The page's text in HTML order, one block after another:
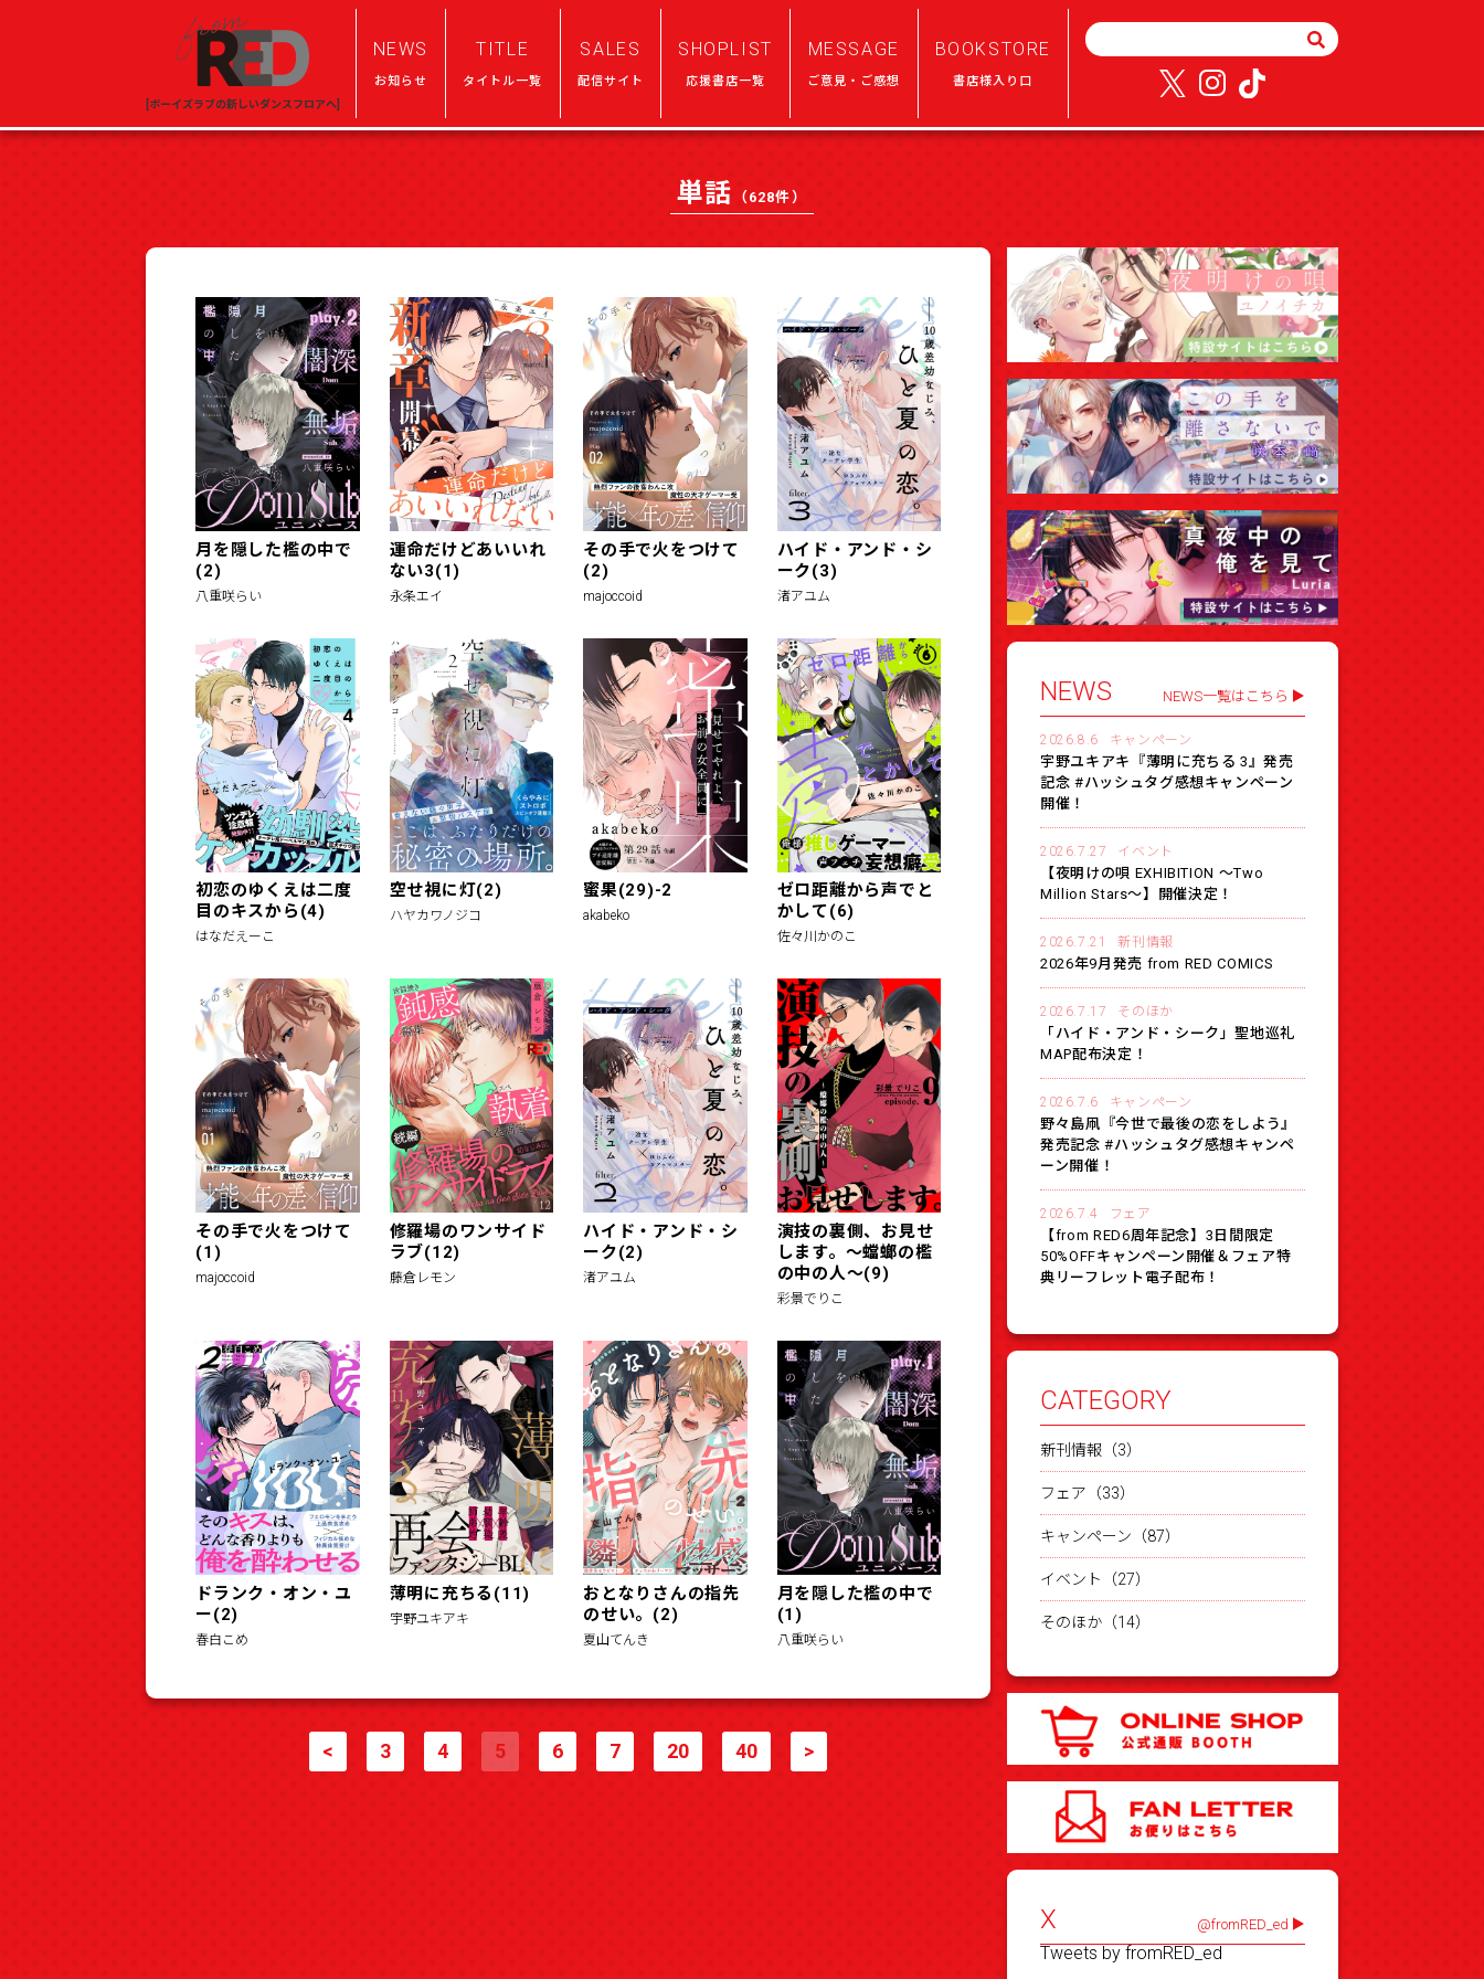
[ボーイズラブの新しいダンスフロアへ]
NEWS
お知らせ
TITLE
タイトル一覧
SALES
配信サイト
SHOPLIST
応援書店一覧
MESSAGE
ご意見・ご感想
BOOKSTORE
書店様入り口
単話 （628件）
月を隠した檻の中で
(2)
八重咲らい
運命だけどあいいれ
ない3(1)
永条エイ
その手で火をつけて
(2)
majoccoid
ハイド・アンド・シ
ーク(3)
渚アユム
初恋のゆくえは二度
目のキスから(4)
はなだえーこ
空せ視に灯(2)
ハヤカワノジコ
蜜果(29)-2
akabeko
ゼロ距離から声でと
かして(6)
佐々川かのこ
その手で火をつけて
(1)
majoccoid
修羅場のワンサイド
ラブ(12)
藤倉レモン
ハイド・アンド・シ
ーク(2)
渚アユム
演技の裏側、お見せ
します。～蟷螂の檻
の中の人～(9)
彩景でりこ
ドランク・オン・ユ
ー(2)
春白こめ
薄明に充ちる(11)
宇野ユキアキ
おとなりさんの指先
のせい。(2)
夏山てんき
月を隠した檻の中で
(1)
八重咲らい
< 3 4 5 6 7 20 40 >
NEWS NEWS一覧はこちら
2026.8.6 キャンペーン
宇野ユキアキ『薄明に充ちる 3』発売
記念 #ハッシュタグ感想キャンペーン
開催！
2026.7.27 イベント
【夜明けの唄 EXHIBITION 〜Two
Million Stars〜】開催決定！
2026.7.21 新刊情報
2026年9月発売 from RED COMICS
2026.7.17 そのほか
「ハイド・アンド・シーク」聖地巡礼
MAP配布決定！
2026.7.6 キャンペーン
野々島凧『今世で最後の恋をしよう』
発売記念 #ハッシュタグ感想キャンペ
ーン開催！
2026.7.4 フェア
【from RED6周年記念】3日間限定
50%OFFキャンペーン開催＆フェア特
典リーフレット電子配布！
CATEGORY
新刊情報（3）
フェア（33）
キャンペーン（87）
イベント（27）
そのほか（14）
X @fromRED_ed
Tweets by fromRED_ed